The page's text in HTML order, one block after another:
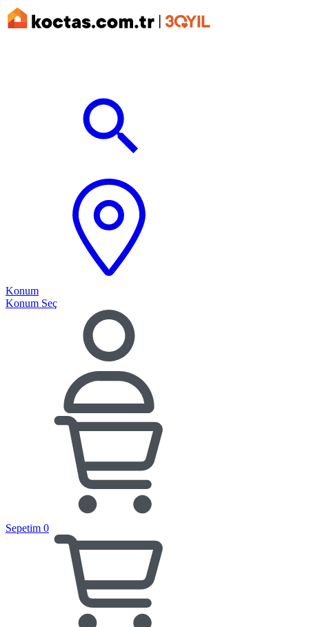
Konum
Konum Seç
Sepetim 0